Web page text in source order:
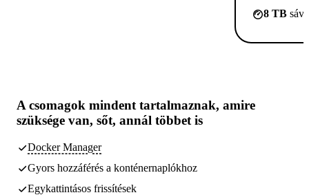
8 TB
A csomagok mindent tartalmaznak, amire
szüksége van, sőt, annál többet is
Docker Manager
Gyors hozzáférés a konténernaplókhoz
Egykattintásos frissítések